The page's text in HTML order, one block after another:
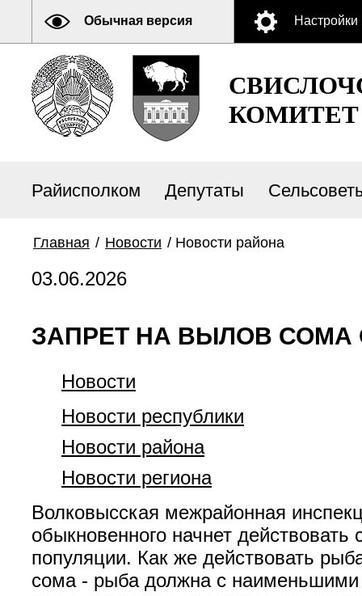
Обычная версия Настройки
КОМИТЕТ
Райисполком Депутаты
Главная / Новости / Новости района
03.06.2026
ЗАПРЕТ НА ВЫЛОВ
Новости
Новости республики
Новости района
Новости региона
Волковысская межрайонная
обыкновенного начнет
популяции. Как же действовать
сома - рыба должна с наименьшими